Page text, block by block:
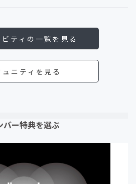
ビティの一覧を見る
ュニティを見る
バー特典を選ぶ